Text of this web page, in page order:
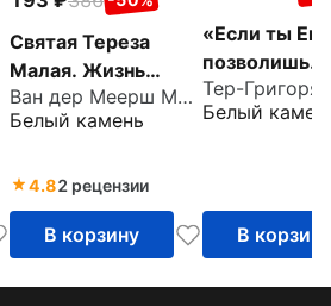
Святая Тереза
Малая. Жизнь
Терезы из Лизье,
Учителя Церкви
Ван дер Меерш Максенс
Белый камень
4.82 рецензии
В корзину
«Если ты
Жизнь
Маравильяс
Белый
В корзину